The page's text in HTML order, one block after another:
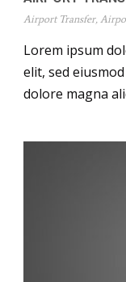
Airport Transfer,
Lorem ipsum
elit, sed
dolore magna